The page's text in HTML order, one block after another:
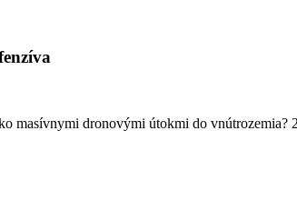
masívnymi dronovými útokmi do